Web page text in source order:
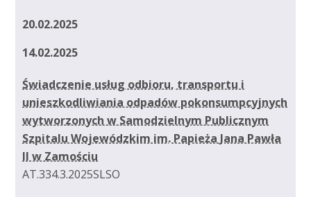
20.02.2025
14.02.2025
Świadczenie usług odbioru, transportu i
unieszkodliwiania odpadów pokonsumpcyjnych
wytworzonych w Samodzielnym Publicznym
Szpitalu Wojewódzkim im. Papieża Jana Pawła
II w Zamościu
AT.334.3.2025SLSO